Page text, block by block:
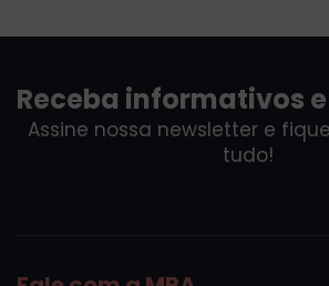
Receba informativos
Assine nossa newsletter e
tudo!